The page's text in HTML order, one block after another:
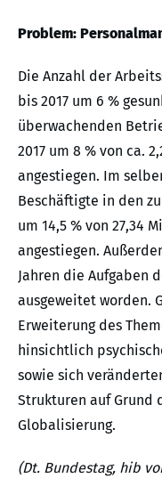
Problem:
Die Anzahl der
bis 2017 um 6 %
überwachenden
2017 um 8 % von ca.
angestiegen. Im
Beschäftigte in den
um 14,5 % von 27,34
angestiegen.
Jahren die Aufgaben
ausgeweitet worden.
Erweiterung des
hinsichtlich
sowie sich
Strukturen auf Grund
Globalisierung.
(Dt. Bundestag, hib